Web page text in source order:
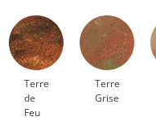
Terre
de
Feu
Terre
Grise